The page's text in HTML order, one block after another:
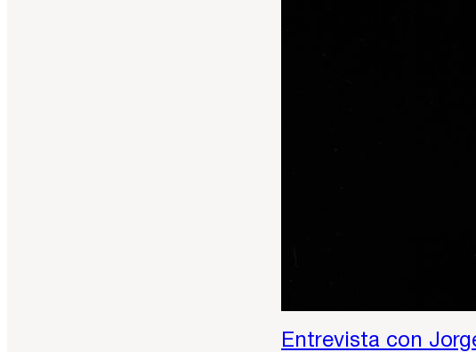
Entrevista con